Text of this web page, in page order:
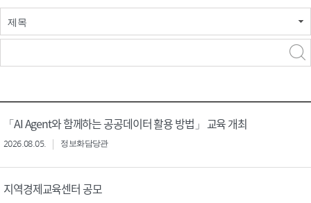
제목
「AI Agent와 함께하는 공공데이터 활용 방법」 교육 개최
2026.08.05. 정보화담당관
지역경제교육센터 공모